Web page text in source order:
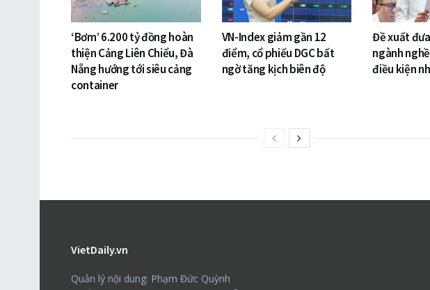
‘Bơm’ 6.200 tỷ đồng hoàn
thiện Cảng Liên Chiểu, Đà
Nẵng hướng tới siêu cảng
container
VN-Index giảm gần 12
điểm, cổ phiếu DGC bất
ngờ tăng kịch biên độ
Đề xuất
ngành
điều kiện
VietDaily.vn
Quản lý nội dung: Phạm Đức Quỳnh